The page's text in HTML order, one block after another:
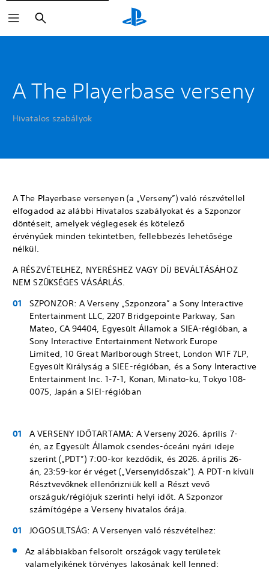
Keresés
A The Playerbase verseny
Hivatalos szabályok
A The Playerbase versenyen (a „Verseny”) való részvétellel
elfogadod az alábbi Hivatalos szabályokat és a Szponzor
döntéseit, amelyek véglegesek és kötelező
érvényűek minden tekintetben, fellebbezés lehetősége
nélkül.
A RÉSZVÉTELHEZ, NYERÉSHEZ VAGY DÍJ BEVÁLTÁSÁHOZ
NEM SZÜKSÉGES VÁSÁRLÁS.
SZPONZOR: A Verseny „Szponzora” a Sony Interactive
Entertainment LLC, 2207 Bridgepointe Parkway, San
Mateo, CA 94404, Egyesült Államok a SIEA-régióban, a
Sony Interactive Entertainment Network Europe
Limited, 10 Great Marlborough Street, London W1F 7LP,
Egyesült Királyság a SIEE-régióban, és a Sony Interactive
Entertainment Inc. 1-7-1, Konan, Minato-ku, Tokyo 108-
0075, Japán a SIEI-régióban
A VERSENY IDŐTARTAMA: A Verseny 2026. április 7-
én, az Egyesült Államok csendes-óceáni nyári ideje
szerint („PDT”) 7:00-kor kezdődik, és 2026. április 26-
án, 23:59-kor ér véget („Versenyidőszak”). A PDT-n kívüli
Résztvevőknek ellenőrizniük kell a Részt vevő
országuk/régiójuk szerinti helyi időt. A Szponzor
számítógépe a Verseny hivatalos órája.
JOGOSULTSÁG: A Versenyen való részvételhez:
Az alábbiakban felsorolt országok vagy területek
valamelyikének törvényes lakosának kell lenned: